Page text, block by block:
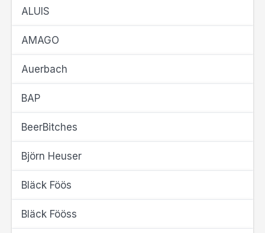
ALUIS
AMAGO
Auerbach
BAP
BeerBitches
Björn Heuser
Bläck Föös
Bläck Fööss